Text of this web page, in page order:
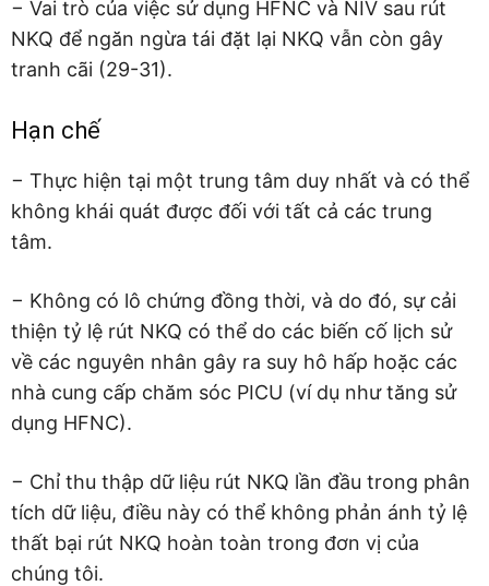
− Vai trò của việc sử dụng HFNC và NIV sau rút
NKQ để ngăn ngừa tái đặt lại NKQ vẫn còn gây
tranh cãi (29-31).
Hạn chế
− Thực hiện tại một trung tâm duy nhất và có thể
không khái quát được đối với tất cả các trung
tâm.
− Không có lô chứng đồng thời, và do đó, sự cải
thiện tỷ lệ rút NKQ có thể do các biến cố lịch sử
về các nguyên nhân gây ra suy hô hấp hoặc các
nhà cung cấp chăm sóc PICU (ví dụ như tăng sử
dụng HFNC).
− Chỉ thu thập dữ liệu rút NKQ lần đầu trong phân
tích dữ liệu, điều này có thể không phản ánh tỷ lệ
thất bại rút NKQ hoàn toàn trong đơn vị của
chúng tôi.